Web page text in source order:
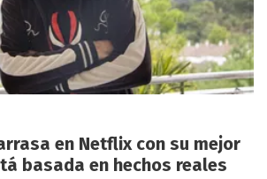
en Netflix con su mejor
basada en hechos reales